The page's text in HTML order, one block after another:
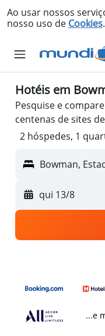
Ao usar nossos
nosso uso de Cookies.
Hotéis em
Pesquise e
centenas de sites
2 hóspedes, 1
Bowman,
qui 13/8
...e